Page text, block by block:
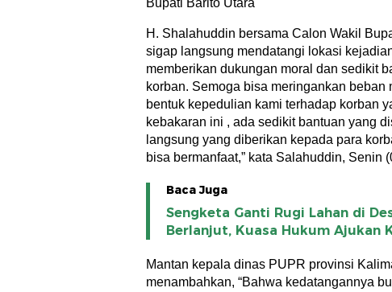
Bupati Barito Utara
H. Shalahuddin bersama Calon Wakil
sigap langsung mendatangi lokasi
memberikan dukungan moral dan sedikit
korban. Semoga bisa meringankan beban
bentuk kepedulian kami terhadap korban
kebakaran ini , ada sedikit bantuan yang
langsung yang diberikan kepada para
bisa bermanfaat,” kata Salahuddin, Senin
Baca Juga
Sengketa Ganti Rugi Lahan di
Berlanjut, Kuasa Hukum Ajukan
Mantan kepala dinas PUPR provinsi
menambahkan, “Bahwa kedatangannya